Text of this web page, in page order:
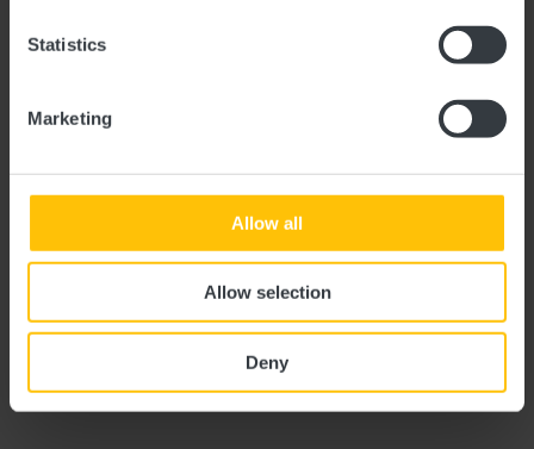
Statistics
Marketing
Allow all
Allow selection
Deny
Colpach
Heute machen Mia und ich einen Ausflug nach Colpach,
wunderschönen Schloss und einem großen Park.
„Das Schloss kann man nicht besuchen“, sagt Papa, „aber
Zwischen den Bäumen sehen wir das Schloss in der Ferne.
Die Sonne scheint durch die Blätter und der Wind raschelt
Schloss entlang. Unterwegs sehen wir auch viele Statuen
und Stationen.